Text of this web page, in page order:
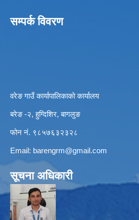
सम्पर्क विवरण
वरेङ गाउँ कार्यापालिकाको कार्यालय
बरेङ -२, हुग्दिशिर, बागलुङ
फोन नं. ९८५७६३२३२८
Email: barengrm@gmail.com
सूचना अधिकारी